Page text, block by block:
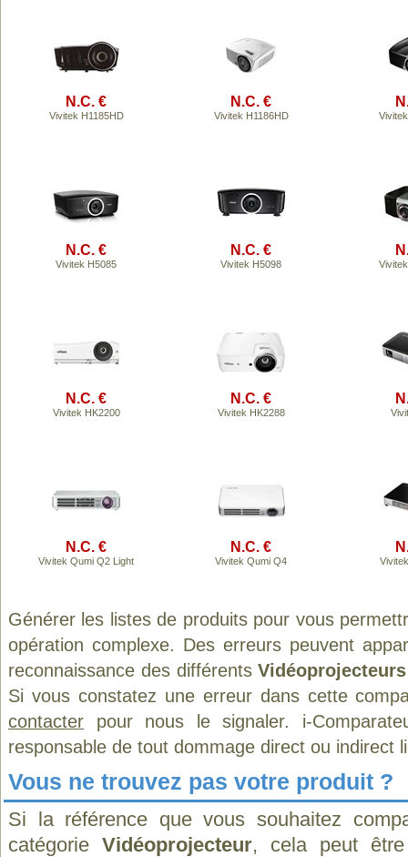
N.C. €
Vivitek H1185HD
N.C. €
Vivitek H1186HD
N.C. €
Vivitek H5085
N.C. €
Vivitek H5098
N.C. €
Vivitek HK2200
N.C. €
Vivitek HK2288
N.C. €
Vivitek Qumi Q2 Light
N.C. €
Vivitek Qumi Q4
Générer les listes de produits pour vous
opération complexe. Des erreurs peuvent
reconnaissance des différentsVidéoprojecteurs
Si vous constatez une erreur dans cette
contacter pour nous le signaler. i-
responsable de tout dommage direct ou indirect
Vous ne trouvez pas votre produit ?
Si la référence que vous souhaitez
catégorie Vidéoprojecteur, cela peut